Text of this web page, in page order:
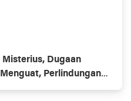
Misterius, Dugaan
Perlindungan